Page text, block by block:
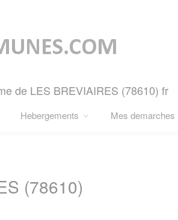
de LES BREVIAIRES (78610) fr
Hebergements Mes demarches
(78610)